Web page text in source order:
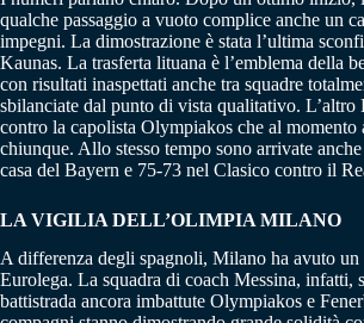
qualche passaggio a vuoto complice anche un
impegni. La dimostrazione è stata l’ultima
Kaunas. La trasferta lituana è l’emblema della
con risultati inaspettati anche tra squadre
sbilanciate dal punto di vista qualitativo.
contro la capolista Olympiakos che al momento
chiunque. Allo stesso tempo sono arrivate
casa del Bayern e 75-73 nel Clasico contro il
LA VIGILIA DELL’OLIMPIA MILANO
A differenza degli spagnoli, Milano ha avuto
Eurolega. La squadra di coach Messina, infatti,
battistrada ancora imbattute Olympiakos e